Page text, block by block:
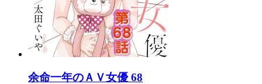
余命一年のＡＶ女優 68